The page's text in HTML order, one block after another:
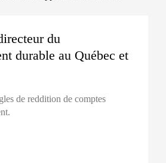
du
durable au Québec et
de reddition de comptes